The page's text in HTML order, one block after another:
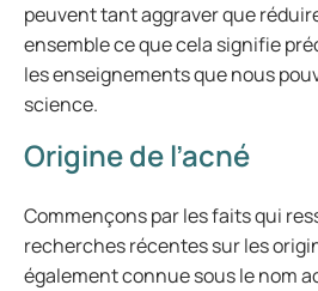
peuvent tant aggraver que
ensemble ce que cela signifie
les enseignements que nous
science.
Origine de l’acné
Commençons par les faits qui
recherches récentes sur les
également connue sous le nom